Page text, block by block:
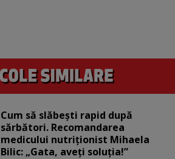
Cum să slăbești rapid după
sărbători. Recomandarea
medicului nutriționist Mihaela
Bilic: „Gata, aveți soluția!”